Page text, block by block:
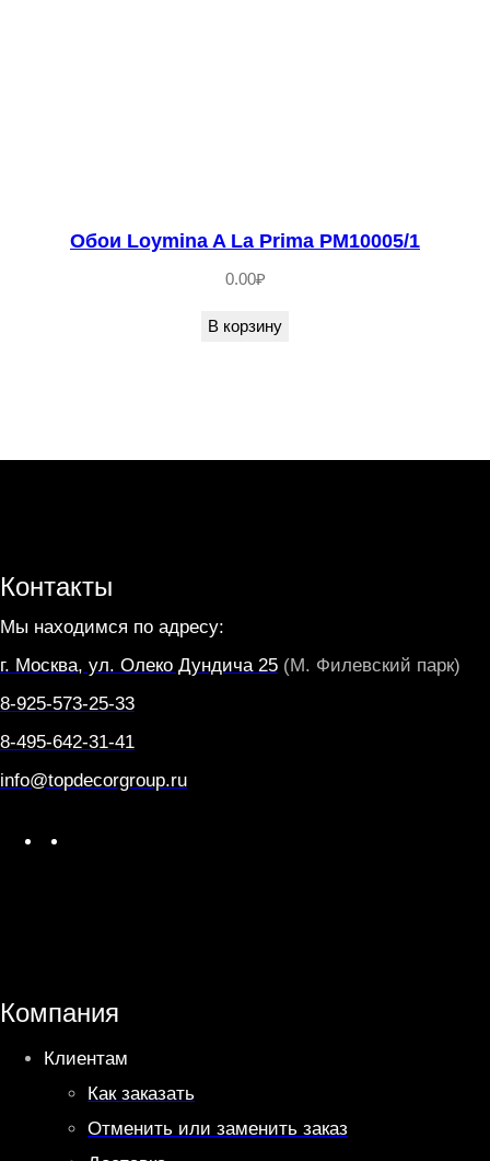
Обои Loymina A La Prima PM10005/1
0.00₽
В корзину
Контакты
Мы находимся по адресу:
г. Москва, ул. Олеко Дундича 25 (М. Филевский парк)
8-925-573-25-33
8-495-642-31-41
info@topdecorgroup.ru
p
p
a
m
Компания
Клиентам
Как заказать
Отменить или заменить заказ